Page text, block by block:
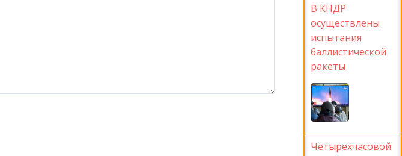
В КНДР
осуществлены
испытания
баллистической
ракеты
Четырехчасовой